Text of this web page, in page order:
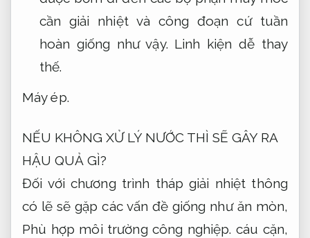
cần giải nhiệt và công đoạn cứ tuần
hoàn giống như vậy. Linh kiện dễ thay
thế.
Máy ép.
NẾU KHÔNG XỬ LÝ NƯỚC THÌ SẼ GÂY RA
HẬU QUẢ GÌ?
Đối với chương trình tháp giải nhiệt thông
có lẽ sẽ gặp các vấn đề giống như ăn mòn,
Phù hợp môi trường công nghiệp. cáu cặn,